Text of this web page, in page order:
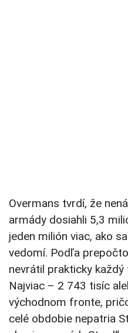
Overmans tvrdí, že
armády dosiahli 5,3
jeden milión viac, ako
vedomí. Podľa
nevrátil prakticky
Najviac – 2 743 tisíc
východnom fronte,
celé obdobie nepatria